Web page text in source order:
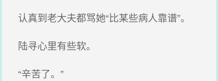
认真到老大夫都骂她“比某些病人靠谱”。
陆寻心里有些软。
“辛苦了。”